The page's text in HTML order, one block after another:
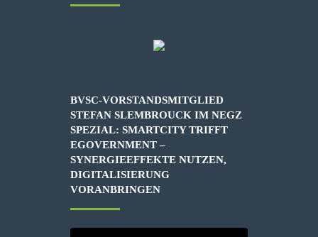
BVSC-VORSTANDSMITGLIED
STEFAN SLEMBROUCK IM NEGZ
SPEZIAL: SMARTCITY TRIFFT
EGOVERNMENT –
SYNERGIEEFFEKTE NUTZEN,
DIGITALISIERUNG
VORANBRINGEN